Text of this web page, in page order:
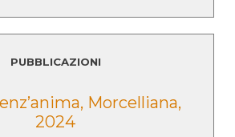
PUBBLICAZIONI
Morcelliana,
2024